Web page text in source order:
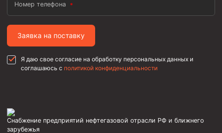
Головки цементировочные универсальные
Турбулизаторы типа ЦТ
Разъединители резьбовые РР
Краны шаровые и пробковые
Номер телефона
Заявка на поставку
Я даю свое согласие на обработку персональных данных и
соглашаюсь с политикой конфиденциальности
Снабжение предприятий нефтегазовой отрасли РФ и ближнего
зарубежья